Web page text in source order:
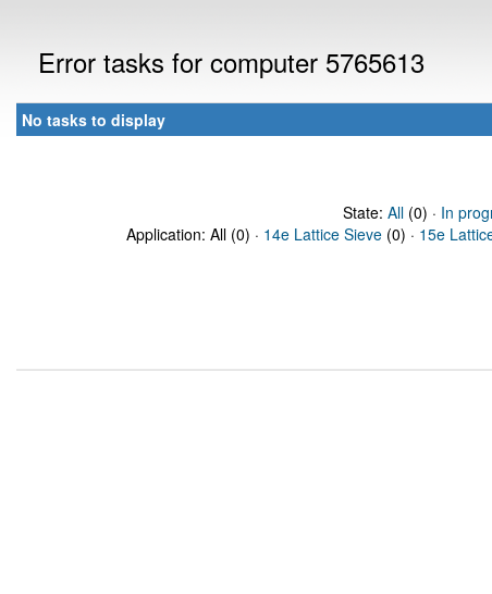
Error tasks for computer 5765613
No tasks to display
State: All(0) · In
Application: All (0) · 14e Lattice Sieve (0) · 15e